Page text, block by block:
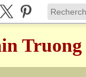
Truong